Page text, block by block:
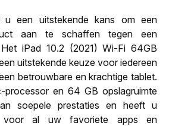
u een uitstekende kans om een
aan te schaffen tegen een
Het iPad 10.2 (2021) Wi-Fi 64GB
uitstekende keuze voor iedereen
betrouwbare en krachtige tablet.
processor en 64 GB opslagruimte
soepele prestaties en heeft u
voor al uw favoriete apps en